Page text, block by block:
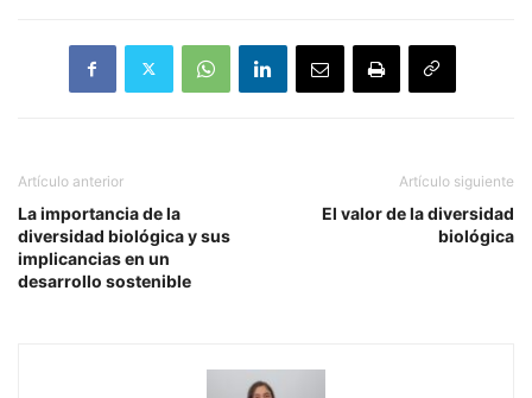
Artículo anterior
La importancia de la
diversidad biológica y sus
implicancias en un
desarrollo sostenible
Artículo siguiente
El valor de la diversidad
biológica